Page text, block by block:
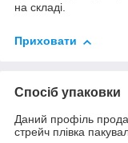
на складі.
Приховати
Спосіб упаковки
Даний профіль
стрейч плівка